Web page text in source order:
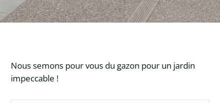
Nous semons pour vous du gazon pour un jardin
impeccable !